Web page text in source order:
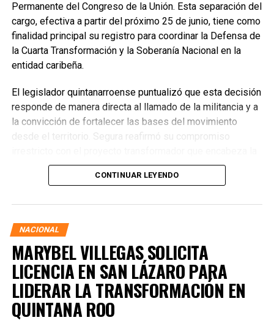
Permanente del Congreso de la Unión. Esta separación del
cargo, efectiva a partir del próximo 25 de junio, tiene como
finalidad principal su registro para coordinar la Defensa de
la Cuarta Transformación y la Soberanía Nacional en la
entidad caribeña.
El legislador quintanarroense puntualizó que esta decisión
responde de manera directa al llamado de la militancia y a
la convicción de fortalecer las bases del movimiento
desde el territorio. Segura reafirmó su compromiso
presidenta de la República, Claudia Sheinbaum Pardo,
asegurando que la consolidación del bienestar social
CONTINUAR LEYENDO
NACIONAL
MARYBEL VILLEGAS SOLICITA
LICENCIA EN SAN LÁZARO PARA
LIDERAR LA TRANSFORMACIÓN EN
QUINTANA ROO